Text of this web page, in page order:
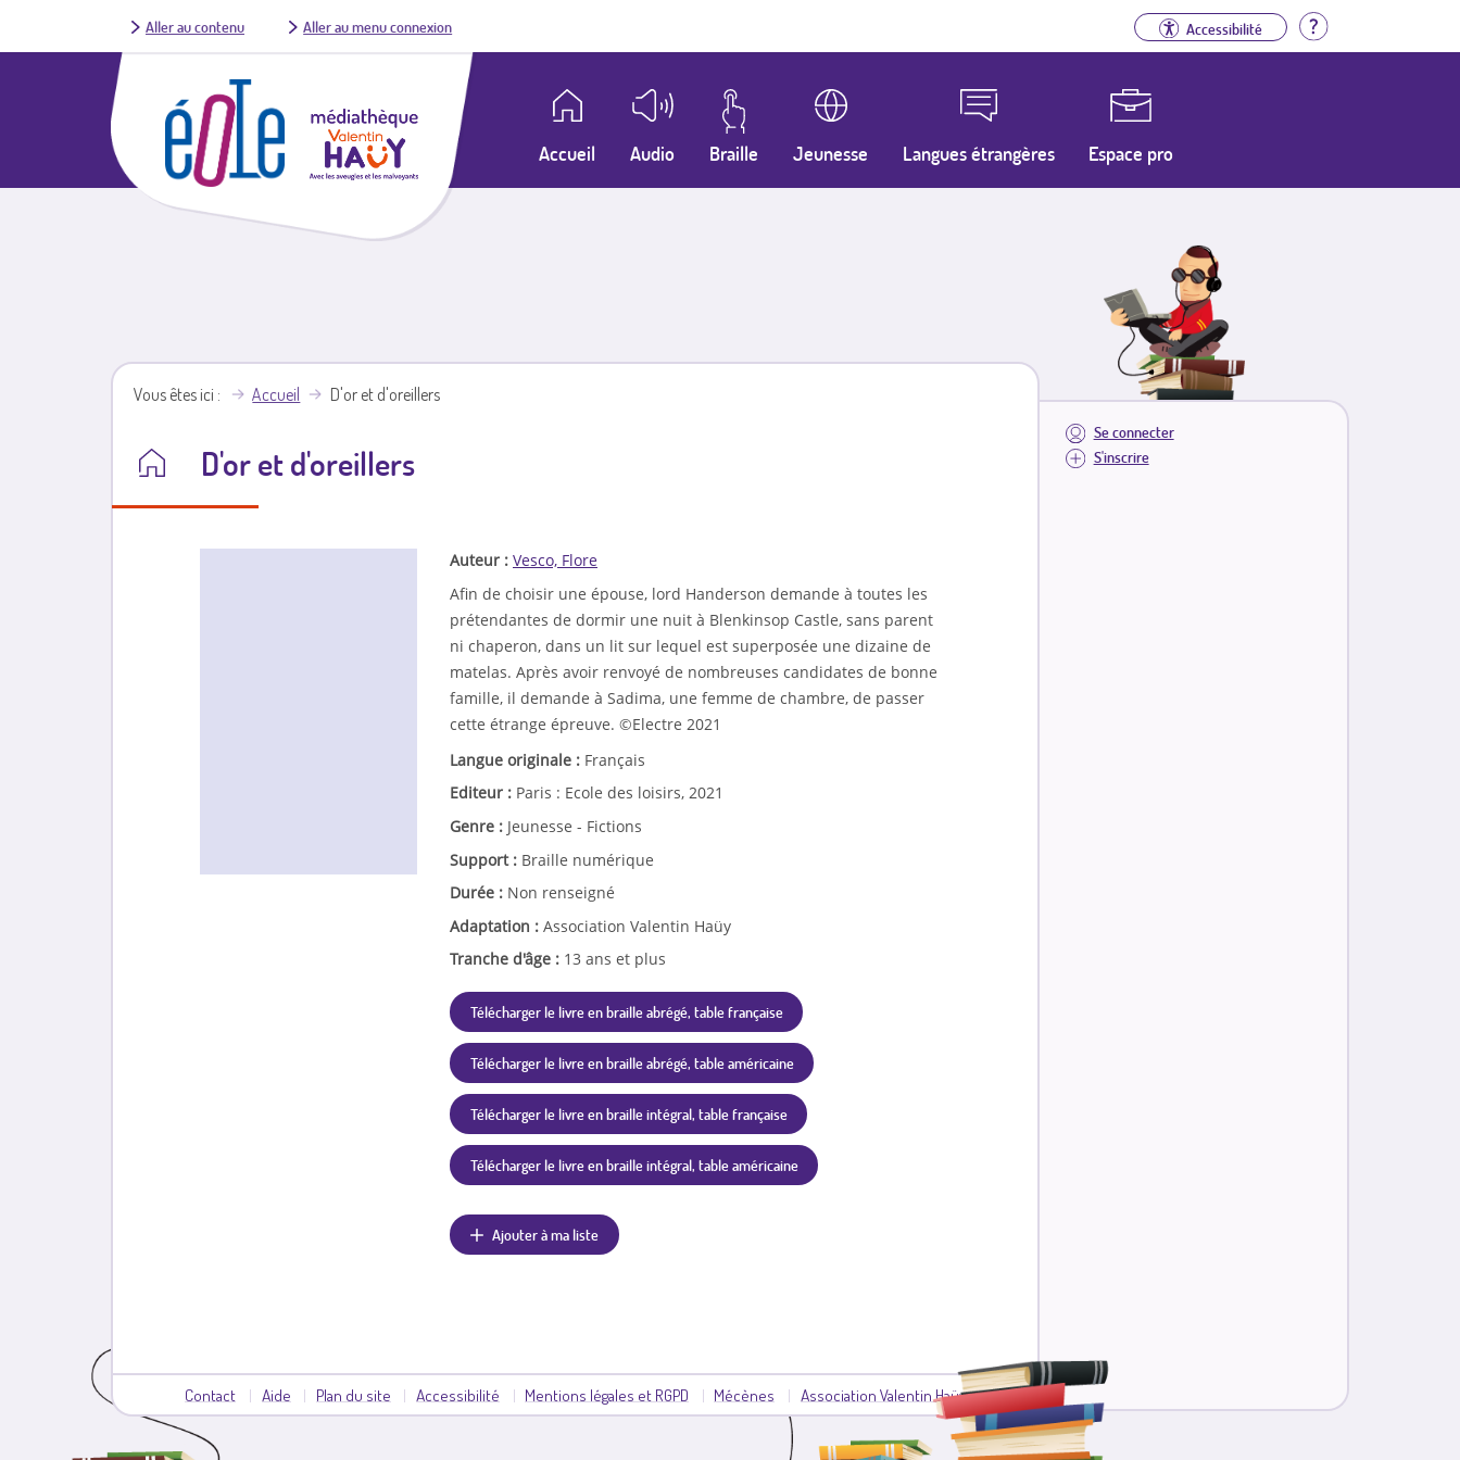
Aller au contenu Aller au menu connexion Accessibilité Aide
Accueil Audio Braille Jeunesse Langues étrangères Espace pro
Se connecter
S'inscrire
Vous êtes ici Accueil D'or et d'oreillers
D'or et d'oreillers
Auteur : Vesco, Flore
Afin de choisir une épouse, lord Handerson demande à toutes les
prétendantes de dormir une nuit à Blenkinsop Castle, sans parent
ni chaperon, dans un lit sur lequel est superposée une dizaine de
matelas. Après avoir renvoyé de nombreuses candidates de bonne
famille, il demande à Sadima, une femme de chambre, de passer
cette étrange épreuve. ©Electre 2021
Langue originale : Français
Editeur : Paris : Ecole des loisirs, 2021
Genre : Jeunesse - Fictions
Support : Braille numérique
Durée : Non renseigné
Adaptation : Association Valentin Haüy
Tranche d'âge : 13 ans et plus
Télécharger le livre en braille abrégé, table française
Télécharger le livre en braille abrégé, table américaine
Télécharger le livre en braille intégral, table française
Télécharger le livre en braille intégral, table américaine
Ajouter à ma liste
Contact Aide Plan du site Accessibilité Mentions légales et RGPD Mécènes Association Valentin Haüy